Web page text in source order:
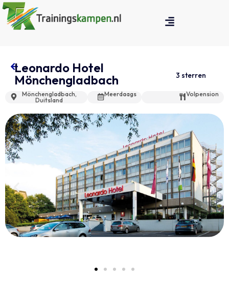
Leonardo Hotel
Mönchengladbach
3 sterren
Mönchengladbach,
Duitsland
Meerdaags Volpension